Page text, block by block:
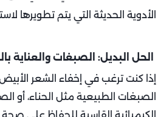
الأدوية الحديثة التي يتم تطويرها
الحل البديل: الصبغات والعناية
إذا كنت ترغب في إخفاء الشعر
الصبغات الطبيعية مثل الحناء، أو